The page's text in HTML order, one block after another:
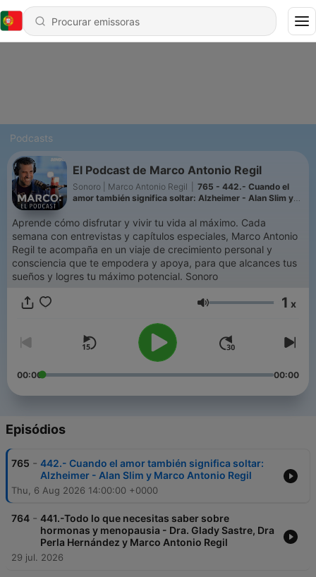
Podcasts
El Podcast de Marco Antonio Regil
Sonoro | Marco Antonio Regil
765 - 442.- Cuando el
amor también significa soltar: Alzheimer - Alan Slim y
Aprende cómo disfrutar y vivir tu vida al máximo. Cada
semana con entrevistas y capítulos especiales, Marco Antonio
Regil te acompaña en un viaje de crecimiento personal y
consciencia que te empodera y apoya, para que alcances tus
sueños y logres tu máximo potencial. Sonoro
Volume 1 x
00:00 00:00
Episódios
765 - 442.- Cuando el amor también significa soltar:
Alzheimer - Alan Slim y Marco Antonio Regil
Thu, 6 Aug 2026 14:00:00 +0000
764 - 441.-Todo lo que necesitas saber sobre
hormonas y menopausia - Dra. Glady Sastre, Dra
Perla Hernández y Marco Antonio Regil
29 jul. 2026